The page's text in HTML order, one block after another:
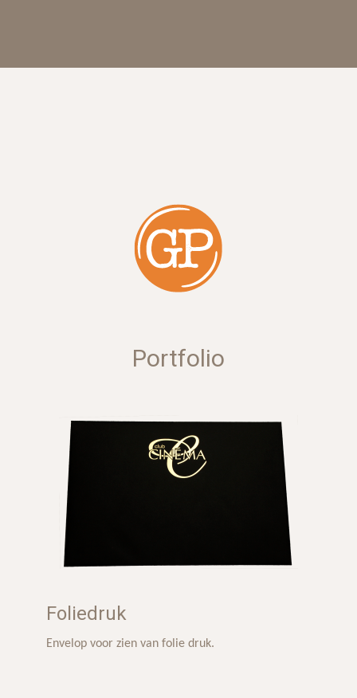
Portfolio
Foliedruk
Envelop voor zien van folie druk.